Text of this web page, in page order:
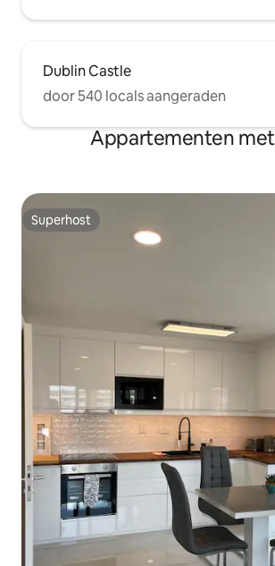
Dublin Castle
door 540 locals aangeraden
Appartementen
Superhost
Superhost